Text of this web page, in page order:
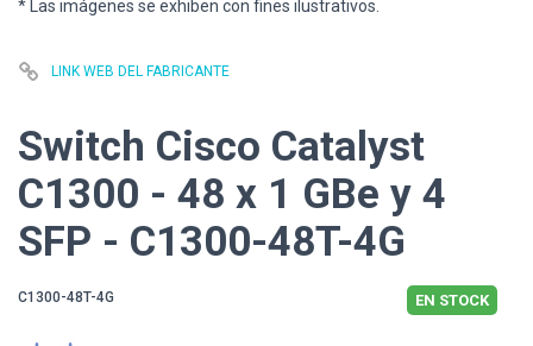
* Las imágenes se exhiben con fines ilustrativos.
LINK WEB DEL FABRICANTE
Switch Cisco Catalyst
C1300 - 48 x 1 GBe y 4
SFP - C1300-48T-4G
C1300-48T-4G EN STOCK